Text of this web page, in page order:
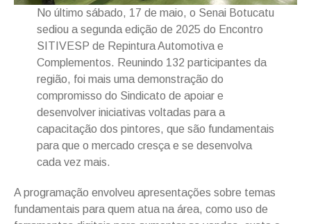
No último sábado, 17 de maio, o Senai Botucatu
sediou a segunda edição de 2025 do Encontro
SITIVESP de Repintura Automotiva e
Complementos. Reunindo 132 participantes da
região, foi mais uma demonstração do
compromisso do Sindicato de apoiar e
desenvolver iniciativas voltadas para a
capacitação dos pintores, que são fundamentais
para que o mercado cresça e se desenvolva
cada vez mais.
A programação envolveu apresentações sobre temas
fundamentais para quem atua na área, como uso de